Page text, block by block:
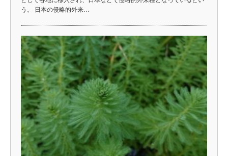
う。 日本の侵略的外来…